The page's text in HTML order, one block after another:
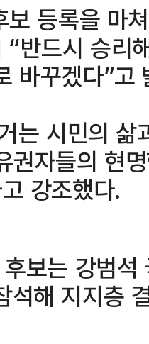
보 등록을 마
반드시 승리
바꾸겠다”고
는 시민의
권자들의 현
강조했다.
보는 강범
석해 지지층